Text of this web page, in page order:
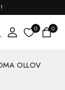
0 0
OLLOV